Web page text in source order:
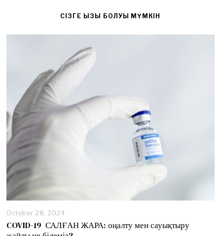
CІЗГЕ ҚЫЗЫҚ БОЛУЫ МҮМКІН
October 28, 2024
c
t
COVID-19 САЛҒАН ЖАРА: оңалту мен сауықтыру